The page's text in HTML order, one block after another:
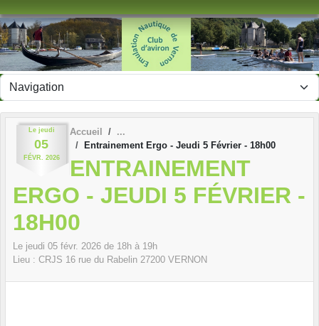
Le jeudi
05
FÉVR. 2026
Accueil
Entrainement Ergo - Jeudi 5 Février - 18h00
ENTRAINEMENT
ERGO - JEUDI 5 FÉVRIER -
18H00
Le jeudi 05 févr. 2026 de 18h à 19h
Lieu : CRJS 16 rue du Rabelin 27200 VERNON